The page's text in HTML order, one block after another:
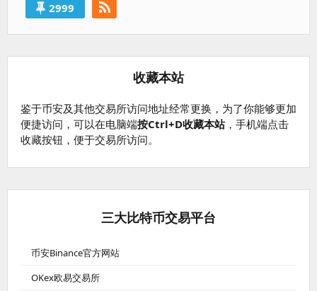
2999
收藏本站
鉴于币安及其他交易所访问地址经常更换，为了你能够更加
便捷访问，可以在电脑端按Ctrl+D收藏本站，手机端点击
收藏按钮，便于交易所访问。
三大比特币交易平台
币安Binance官方网站
OKex欧易交易所